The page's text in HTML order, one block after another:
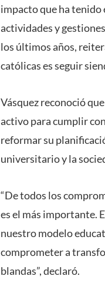
impacto que ha tenido
actividades y
los últimos años,
católicas es seguir
Vásquez reconoció
activo para cumplir
reformar su
universitario y la
“De todos los
es el más importante.
nuestro modelo
comprometer a
blandas”, declaró.